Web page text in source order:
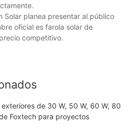
Solar planea presentar al público
oficial es farola solar de
competitivo.